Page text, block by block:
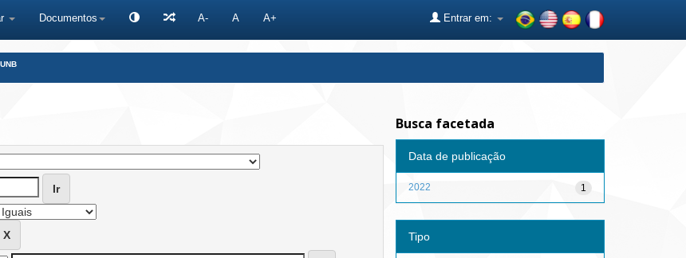
Documentos A- A A+ Entrar em:
Busca facetada
Data de publicação
1
2022
Tipo